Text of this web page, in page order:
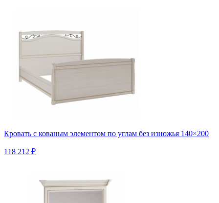
Кровать с кованым элементом по углам без изножья 140×200
118 212 ₽